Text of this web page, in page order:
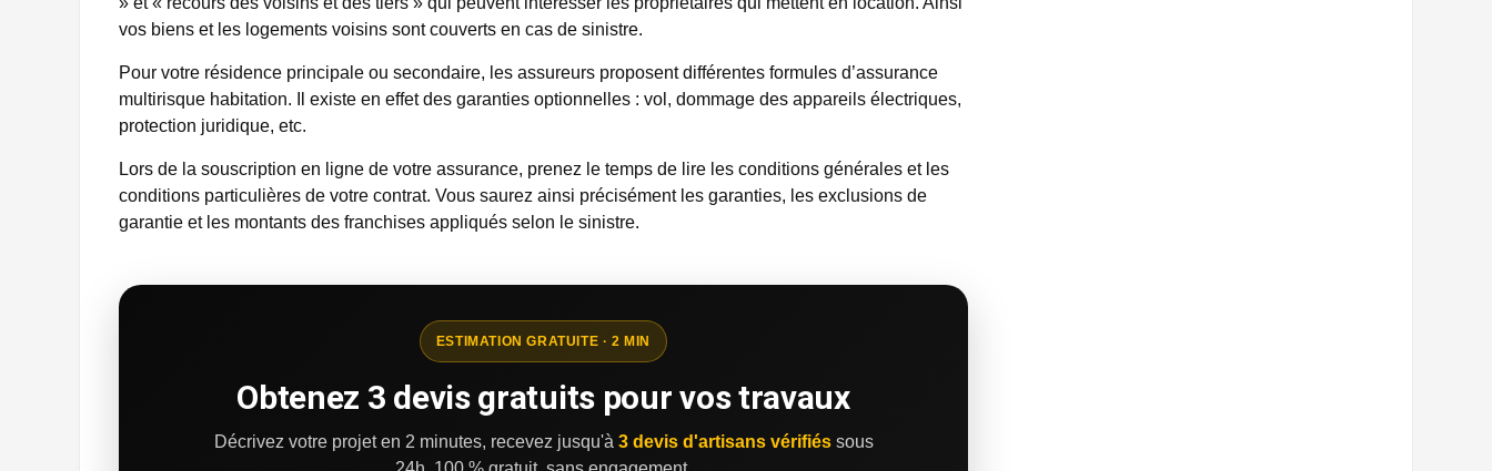
vos biens et les logements voisins sont couverts en cas de sinistre.
Pour votre résidence principale ou secondaire, les assureurs proposent différentes formules d’assurance
multirisque habitation. Il existe en effet des garanties optionnelles : vol, dommage des appareils électriques,
protection juridique, etc.
Lors de la souscription en ligne de votre assurance, prenez le temps de lire les conditions générales et les
conditions particulières de votre contrat. Vous saurez ainsi précisément les garanties, les exclusions de
garantie et les montants des franchises appliqués selon le sinistre.
ESTIMATION GRATUITE · 2 MIN
Obtenez 3 devis gratuits pour vos travaux
Décrivez votre projet en 2 minutes, recevez jusqu'à 3 devis d'artisans vérifiéssous